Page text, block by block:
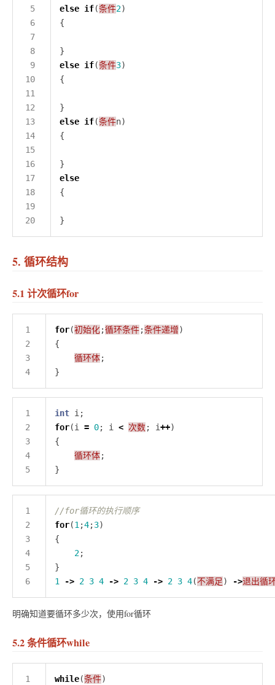
5
6
7
8
9
10
13
14
15
16
17
18
19
20
else if(条件2
else if(条件3
else if(条件
else
5. 循环结构
5.1 计次循环for
3
4
for(初始化;循环条件;条件递增
循环体
3
4
5
int
for(i = 0; i < 次数; i++
循环体
3
4
5
6
for(1 ;4;3
2
1
-> 2 3 4 -> 2 3 4 -> 2 3 4(不满足) ->退出循
明确知道要循环多少次，使用for循环
5.2 条件循环while
while(条件